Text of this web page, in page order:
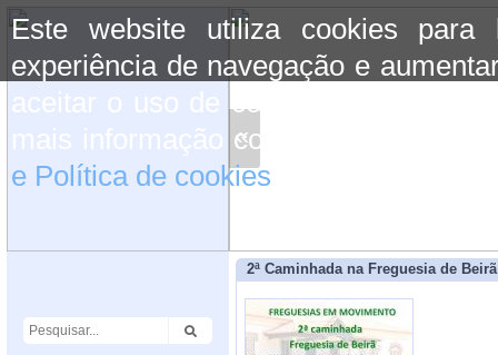
Este website utiliza cookies para
experiência de navegação e
aceitar o uso de cookies basta
mais informação consulte a
e Política de cookies
«
2ª Caminhada na Freguesia de Beirã